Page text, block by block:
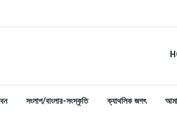
সংলাপ/বাংলার-সংস্কৃতি ক্যাথলিক জগৎ